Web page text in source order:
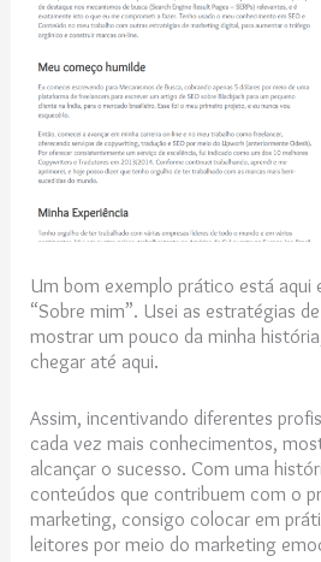
Um bom exemplo prático está aqui
“Sobre mim”. Usei as estratégias
mostrar um pouco da minha
chegar até aqui.
Assim, incentivando diferentes
cada vez mais conhecimentos,
alcançar o sucesso. Com uma
conteúdos que contribuem com o
marketing, consigo colocar em
leitores por meio do marketing